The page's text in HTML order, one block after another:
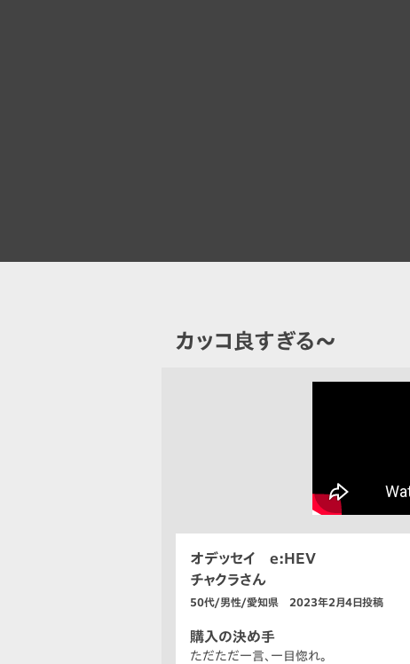
カッコ良すぎる〜
オデッセイ e:HEV
チャクラさん
50代/男性/愛知県 2023年2月4日投稿
購入の決め手
ただただ一言、一目惚れ。